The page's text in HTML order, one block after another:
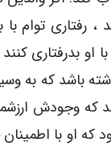
رفتاری توام با
او بدرفتاری
باشد که به
که وجودش
او با اطمینان